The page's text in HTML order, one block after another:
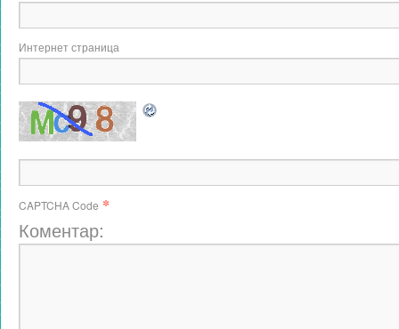
Интернет страница
CAPTCHA Code *
Коментар: